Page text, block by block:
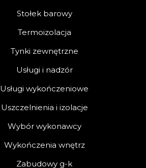
Stołek barowy
Termoizolacja
Tynki zewnętrzne
Usługi i nadzór
Usługi wykończeniowe
Uszczelnienia i izolacje
Wybór wykonawcy
Wykończenia wnętrz
Zabudowy g-k